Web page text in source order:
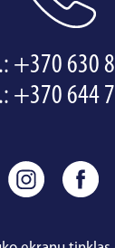
+370 630
+370 644